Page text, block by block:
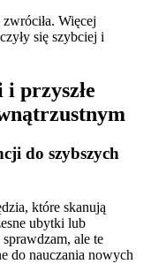
Więcej
się szybciej i
i przyszłe
do szybszych
które skanują
ubytki lub
ale te
do nauczania nowych